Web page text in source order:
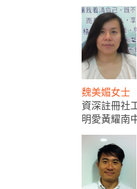
魏美媚女士
資深註冊社
明愛黃耀南